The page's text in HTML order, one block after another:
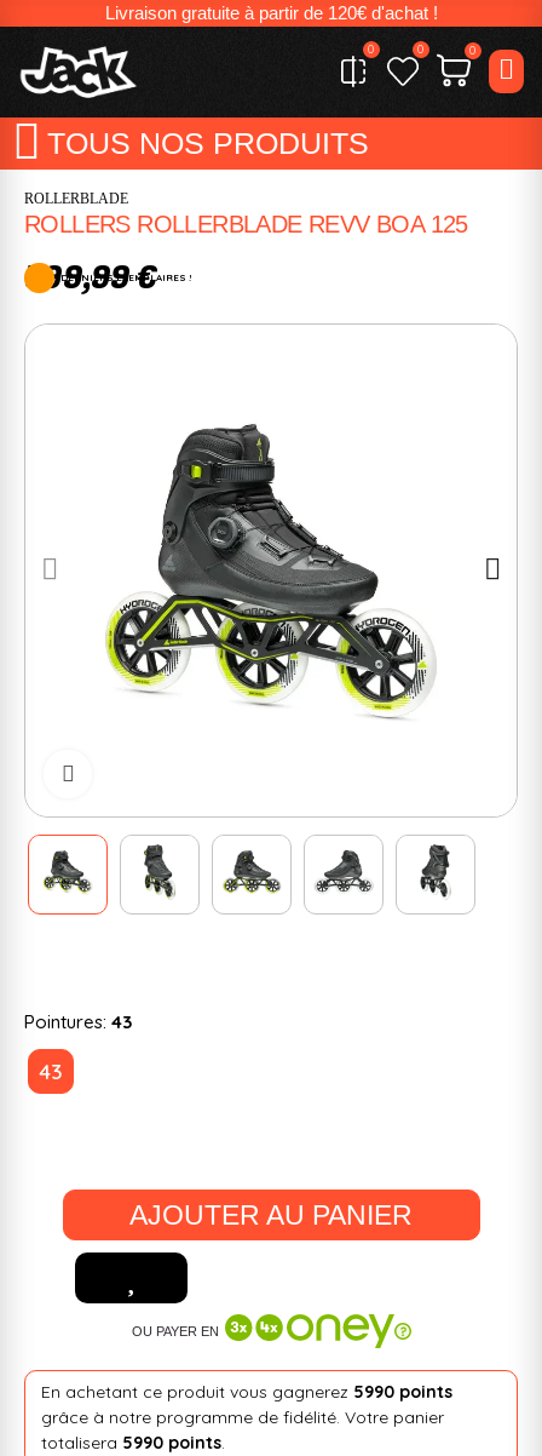
Livraison gratuite à partir de 120€ d'achat !
0 0 0
TOUS NOS PRODUITS
ROLLERBLADE
ROLLERS ROLLERBLADE REVV BOA 125
599,99 €
DERNIERS EXEMPLAIRES !
Pointures: 43
43
AJOUTER AU PANIER
OU PAYER EN
En achetant ce produit vous gagnerez 5990 points
grâce à notre programme de fidélité. Votre panier
totalisera 5990 points.